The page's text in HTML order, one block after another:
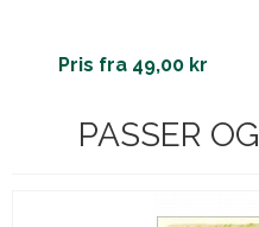
Pris fra 49,00 kr
PASSER